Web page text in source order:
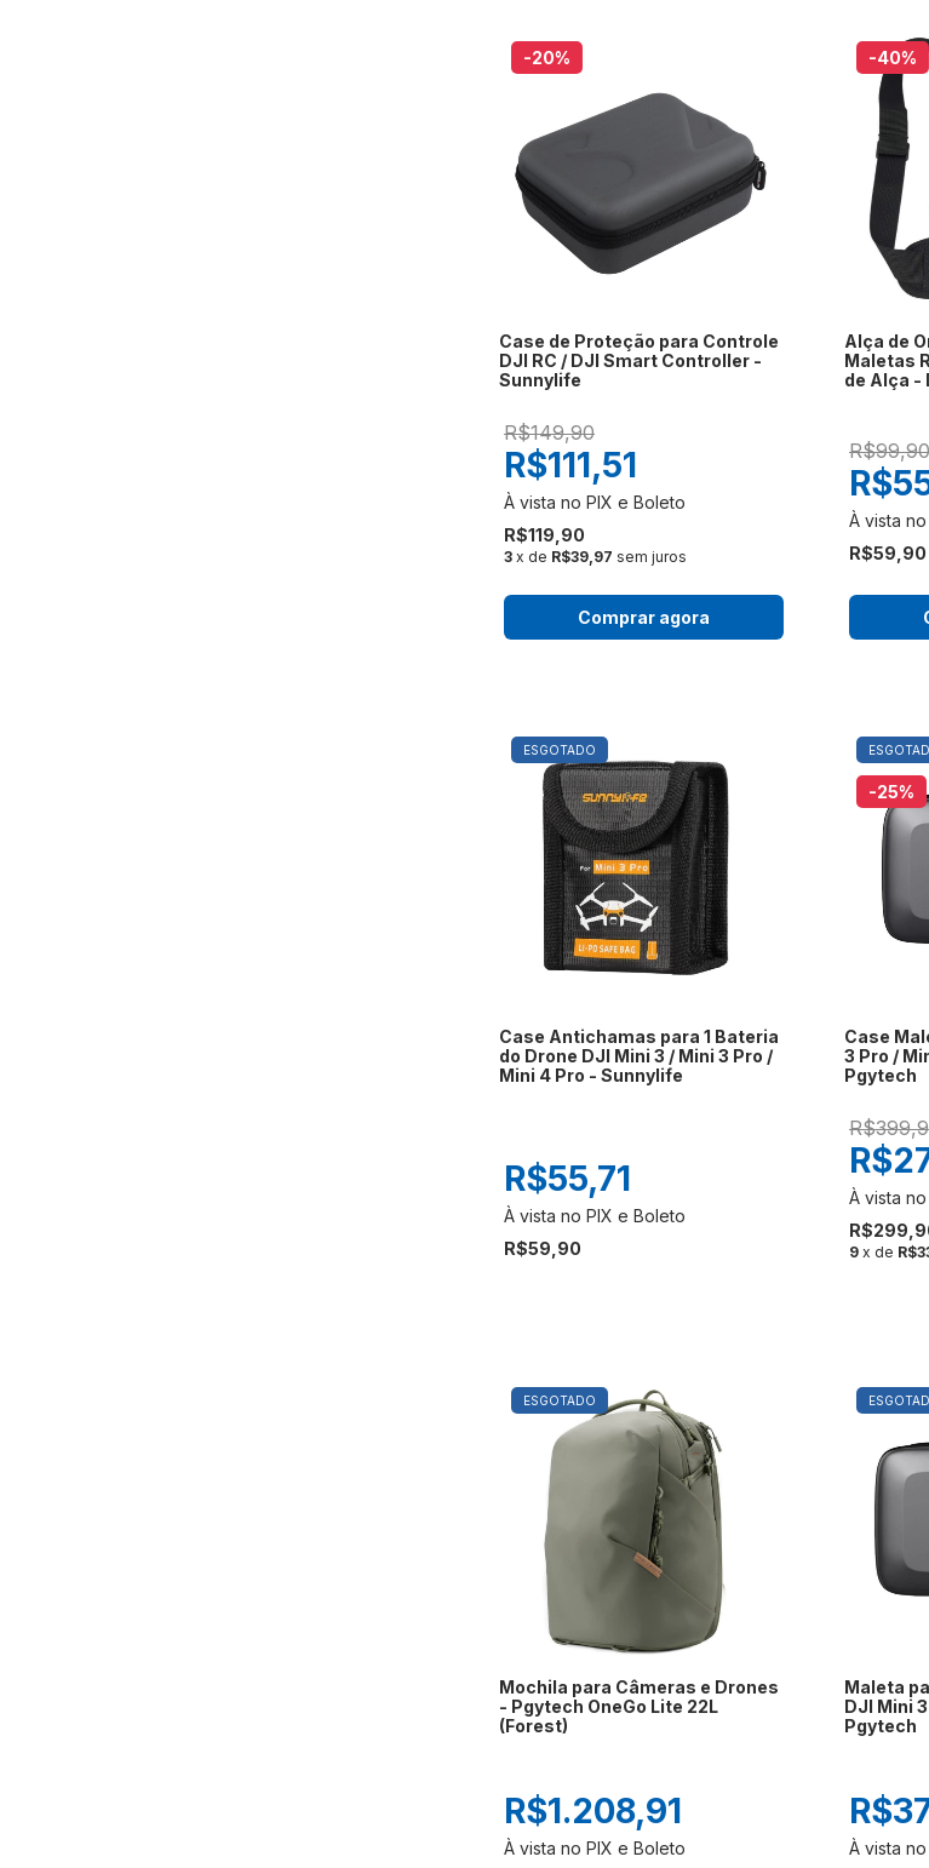
-20%
Case de Proteção para Controle
DJI RC / DJI Smart Controller -
Sunnylife
R$149,90
R$119,90
R$111,51
3 x de R$39,97 sem juros
Comprar agora
-40%
Alça de
Maletas
de Alça -
R$99,90
R$59,90
ESGOTADO
Case Antichamas para 1 Bateria
do Drone DJI Mini 3 / Mini 3 Pro /
Mini 4 Pro - Sunnylife
R$59,90
R$55,71
-25%
Case
3 Pro /
Pgytech
9 x de
ESGOTADO
Mochila para Câmeras e Drones
- Pgytech OneGo Lite 22L
(Forest)
R$1.208,91
Maleta
DJI Mini
Pgytech